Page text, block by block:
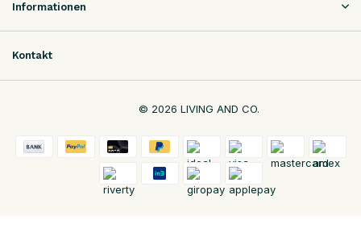
Informationen
Kontakt
© 2026 LIVING AND CO.